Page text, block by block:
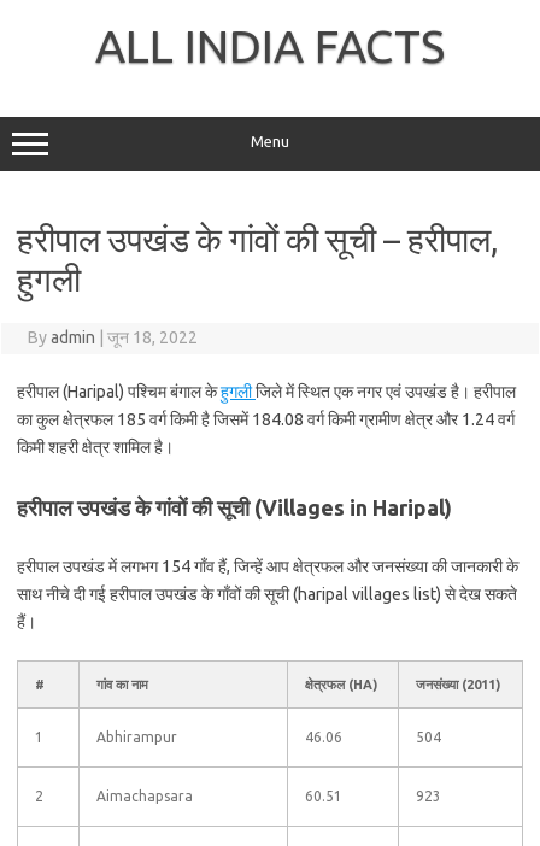
ALL INDIA FACTS
Menu
हरीपाल उपखंड के गांवों की सूची – हरीपाल,
हुगली
Byadmin जून 18, 2022
हरीपाल (Haripal) पश्चिम बंगाल केहुगलीजिले में स्थित एक नगर एवं उपखंड है। हरीपाल
का कुल क्षेत्रफल 185 वर्ग किमी है जिसमें 184.08 वर्ग किमी ग्रामीण क्षेत्र और 1.24 वर्ग
किमी शहरी क्षेत्र शामिल है।
हरीपाल उपखंड के गांवों की सूची (Villages in Haripal)
हरीपाल उपखंड में लगभग 154 गाँव हैं, जिन्हें आप क्षेत्रफल और जनसंख्या की जानकारी के
साथ नीचे दी गई हरीपाल उपखंड के गाँवों की सूची (haripal villages list) से देख सकते
हैं।
# गांव का नाम क्षेत्रफल (HA) जनसंख्या (2011)
1 Abhirampur 46.06 504
2 Aimachapsara 60.51 923